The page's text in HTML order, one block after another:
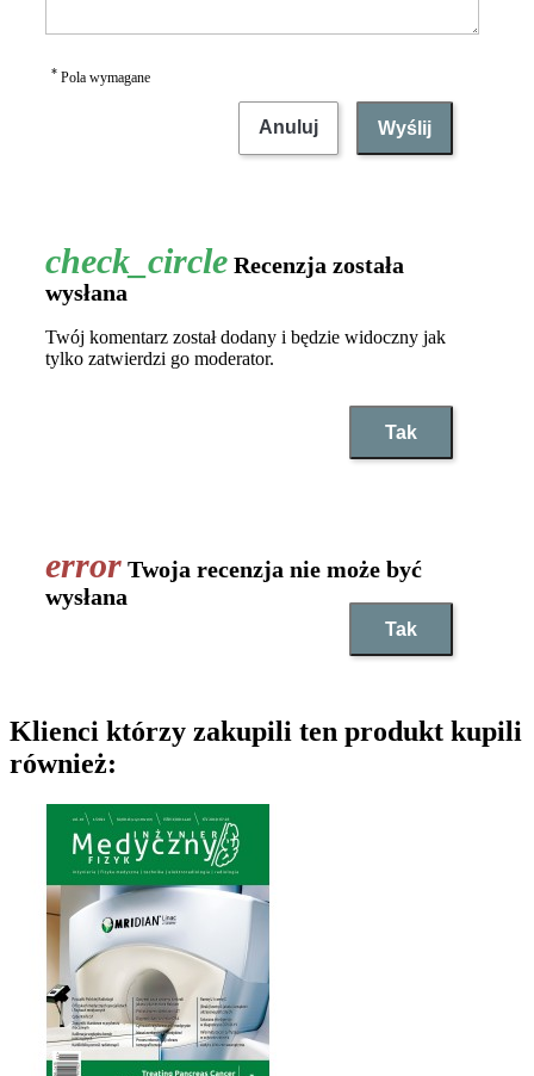
* Pola wymagane
Anuluj Wyślij
Recenzja została
wysłana
Twój komentarz został dodany i będzie widoczny jak
tylko zatwierdzi go moderator.
Tak
Twoja recenzja nie może być
wysłana
Tak
Klienci którzy zakupili ten produkt kupili
również: